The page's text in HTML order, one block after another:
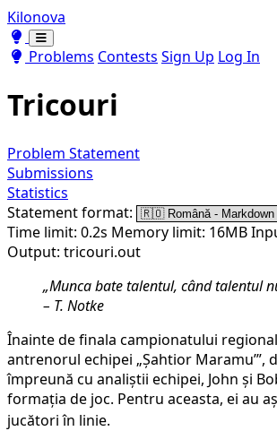
Kilonova
Toggle theme
Toggle theme
Problems Contests Sign Up Log In
Tricouri
Problem Statement
Submissions
Statistics
Statement format:
Time limit: 0.2s Memory limit: 16MB
Output: tricouri.out
„Munca bate talentul, când talentul
– T. Notke
Înainte de finala campionatului
antrenorul echipei „Șahtior Maramu’”,
împreună cu analiștii echipei, John și
formația de joc. Pentru aceasta, ei au
jucători în linie.